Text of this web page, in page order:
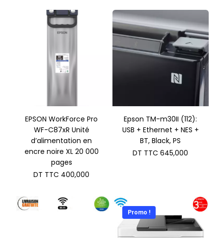
EPSON WorkForce Pro
WF-C87xR Unité
d’alimentation en
encre noire XL 20 000
pages
DT TTC 400,000
Epson TM-m30II (112):
USB + Ethernet + NES +
BT, Black, PS
DT TTC 645,000
Promo !